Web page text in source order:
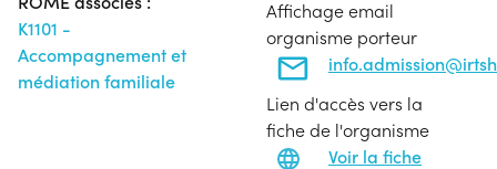
K1101 -
Accompagnement et
médiation familiale
Affichage email
organisme porteur
Lien d'accès vers la
fiche de l'organisme
Voir la fiche